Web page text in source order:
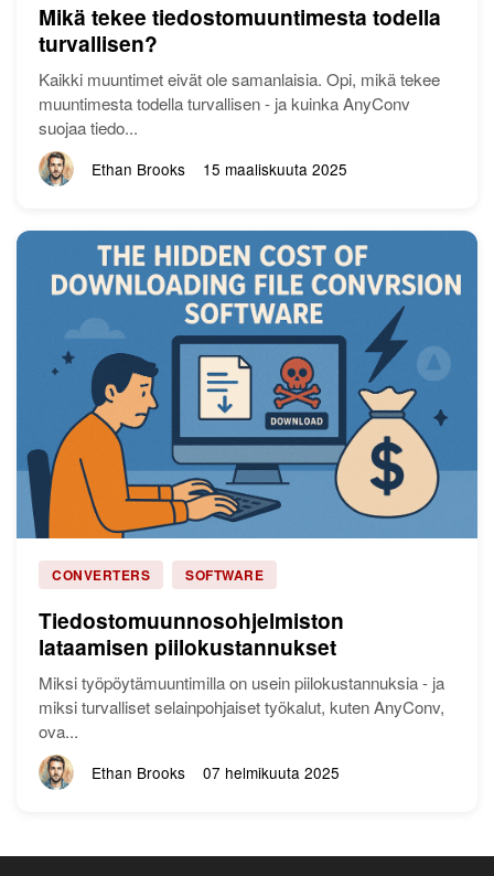
Mikä tekee tiedostomuuntimesta todella
turvallisen?
Kaikki muuntimet eivät ole samanlaisia. Opi, mikä tekee
muuntimesta todella turvallisen - ja kuinka AnyConv
suojaa tiedo...
Ethan Brooks 15 maaliskuuta 2025
CONVERTERS SOFTWARE
Tiedostomuunnosohjelmiston
lataamisen piilokustannukset
Miksi työpöytämuuntimilla on usein piilokustannuksia - ja
miksi turvalliset selainpohjaiset työkalut, kuten AnyConv,
ova...
Ethan Brooks 07 helmikuuta 2025